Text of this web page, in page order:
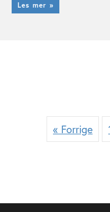
Les mer »
« Forrige